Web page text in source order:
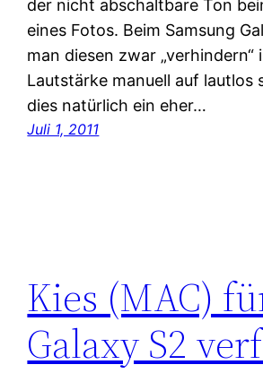
der nicht abschaltbare Ton
eines Fotos. Beim Samsung
man diesen zwar „verhindern“
Lautstärke manuell auf lautlos
dies natürlich ein eher…
Juli 1, 2011
Kies (MAC)
Galaxy S2